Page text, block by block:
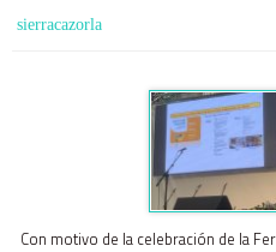
sierracazorla
Con motivo de la celebración de la